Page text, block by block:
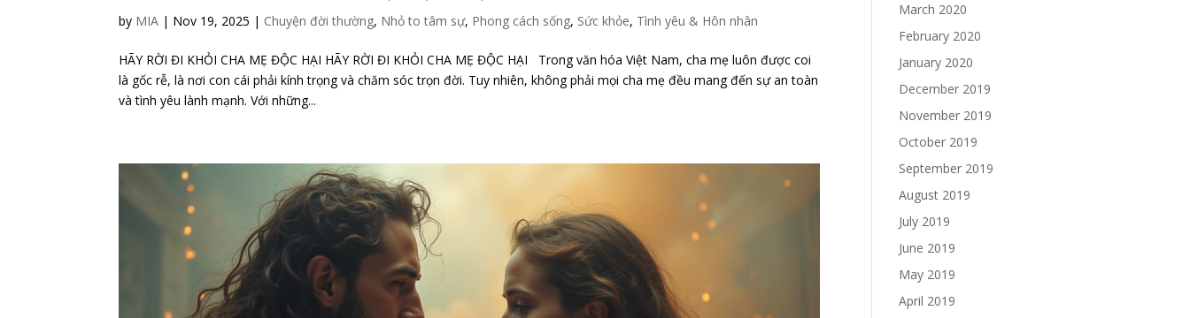
by MIA | Nov 19, 2025 | Chuyện đời thường, Nhỏ to tâm sự, Phong cách sống, Sức khỏe, Tình yêu & Hôn nhân
HÃY RỜI ĐI KHỎI CHA MẸ ĐỘC HẠI HÃY RỜI ĐI KHỎI CHA MẸ ĐỘC HẠI Trong văn hóa Việt Nam, cha mẹ luôn được coi
là gốc rễ, là nơi con cái phải kính trọng và chăm sóc trọn đời. Tuy nhiên, không phải mọi cha mẹ đều mang đến sự an toàn
và tình yêu lành mạnh. Với những...
March 2020
February 2020
January 2020
December 2019
November 2019
October 2019
September 2019
August 2019
July 2019
June 2019
May 2019
April 2019